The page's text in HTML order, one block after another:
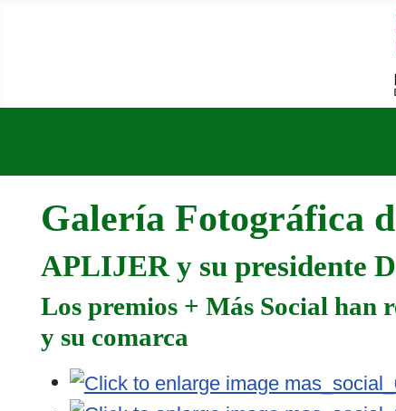
Galería Fotográfica
APLIJER y su presidente
Los premios + Más Social han
y su comarca